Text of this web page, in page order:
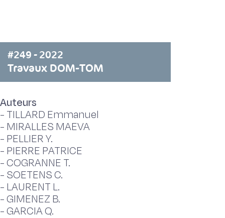
#249 - 2022
Travaux DOM-TOM
Auteurs
- TILLARD Emmanuel
- MIRALLES MAEVA
- PELLIER Y.
- PIERRE PATRICE
-COGRANNE T.
- SOETENS C.
- LAURENT L.
-GIMENEZ B.
-GARCIA Q.